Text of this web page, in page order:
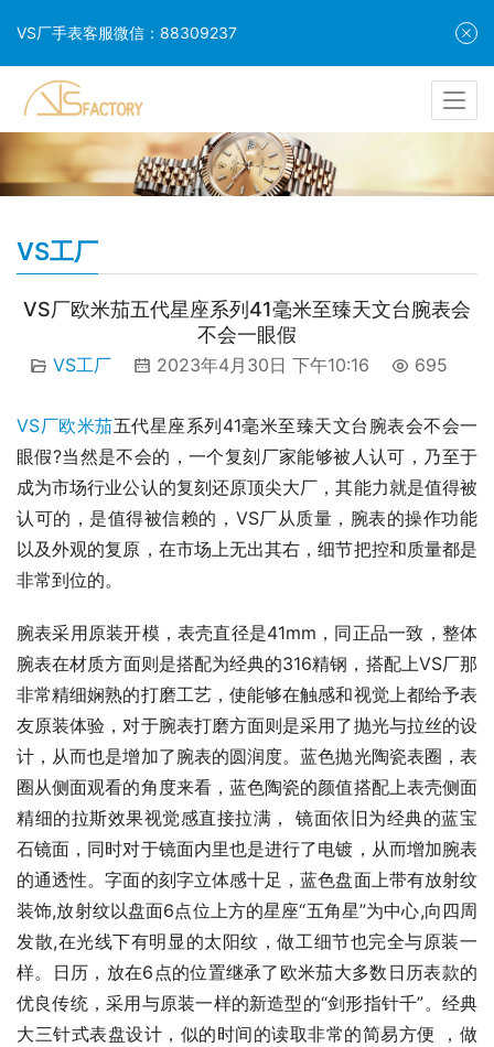
VS工厂
VS厂欧米茄五代星座系列41毫米至臻天文台腕表会
不会一眼假
VS工厂 2023年4月30日 下午10:16 695
VS厂欧米茄五代星座系列41毫米至臻天文台腕表会不会一
眼假?当然是不会的，一个复刻厂家能够被人认可，乃至于
成为市场行业公认的复刻还原顶尖大厂，其能力就是值得被
认可的，是值得被信赖的，VS厂从质量，腕表的操作功能
以及外观的复原，在市场上无出其右，细节把控和质量都是
非常到位的。
腕表采用原装开模，表壳直径是41mm，同正品一致，整体
腕表在材质方面则是搭配为经典的316精钢，搭配上VS厂那
非常精细娴熟的打磨工艺，使能够在触感和视觉上都给予表
友原装体验，对于腕表打磨方面则是采用了抛光与拉丝的设
计，从而也是增加了腕表的圆润度。蓝色抛光陶瓷表圈，表
圈从侧面观看的角度来看，蓝色陶瓷的颜值搭配上表壳侧面
精细的拉斯效果视觉感直接拉满， 镜面依旧为经典的蓝宝
石镜面，同时对于镜面内里也是进行了电镀，从而增加腕表
的通透性。字面的刻字立体感十足，蓝色盘面上带有放射纹
装饰,放射纹以盘面6点位上方的星座“五角星”为中心,向四周
发散,在光线下有明显的太阳纹，做工细节也完全与原装一
样。日历，放在6点的位置继承了欧米茄大多数日历表款的
优良传统，采用与原装一样的新造型的“剑形指针千”。经典
大三针式表盘设计，似的时间的读取非常的简易方便 ，做
VS厂手表客服微信：88309237